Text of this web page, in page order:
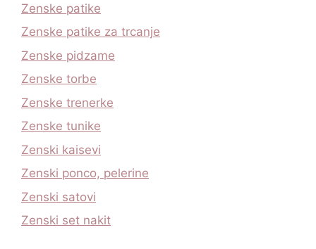
Zenske patike
Zenske patike za trcanje
Zenske pidzame
Zenske torbe
Zenske trenerke
Zenske tunike
Zenski kaisevi
Zenski ponco, pelerine
Zenski satovi
Zenski set nakit